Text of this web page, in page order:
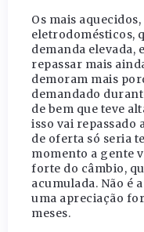
Os mais
eletrodomésticos,
demanda elevada,
repassar mais
demoram mais
demandado
de bem que teve
isso vai repassado
de oferta só seria
momento a gente
forte do câmbio,
acumulada. Não é
uma apreciação
meses.